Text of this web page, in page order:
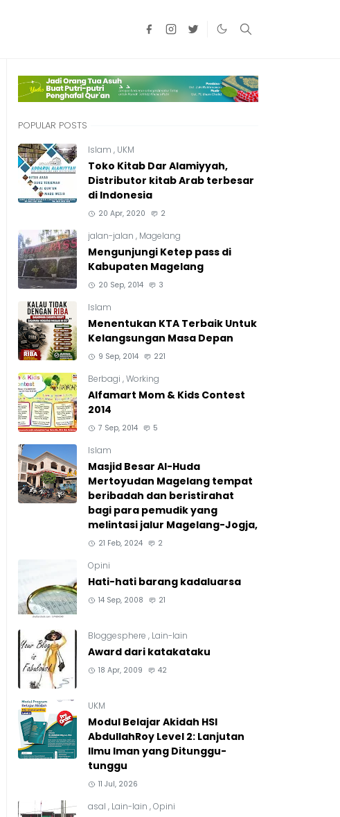
POPULAR POSTS
Islam , UKM
Toko Kitab Dar Alamiyyah,
Distributor kitab Arab terbesar
di Indonesia
20 Apr, 2020 2
jalan-jalan , Magelang
Mengunjungi Ketep pass di
Kabupaten Magelang
20 Sep, 2014 3
Islam
Menentukan KTA Terbaik Untuk
Kelangsungan Masa Depan
9 Sep, 2014 221
Berbagi ,Working
Alfamart Mom & Kids Contest
2014
7 Sep, 2014 5
Islam
Masjid Besar Al-Huda
Mertoyudan Magelang tempat
beribadah dan beristirahat
bagi para pemudik yang
melintasi jalur Magelang-Jogja,
21 Feb, 2024 2
Opini
Hati-hati barang kadaluarsa
14 Sep, 2008 21
Bloggesphere , Lain-lain
Award dari katakataku
18 Apr, 2009 42
UKM
Modul Belajar Akidah HSI
AbdullahRoy Level 2: Lanjutan
Ilmu Iman yang Ditunggu-
tunggu
11 Jul, 2026
asal , Lain-lain ,Opini